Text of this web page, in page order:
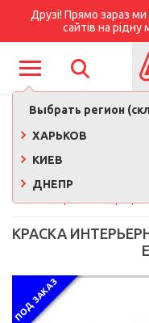
Друзі! Прямо зараз
сайтів на рідну
Выбрать регион
ХАРЬКОВ
КИЕВ
ДНЕПР
Главная Краски,
Краска
КРАСКА
ПОД ЗАКАЗ